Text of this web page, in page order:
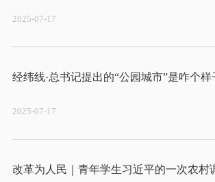
2025-07-17
2025-07-17